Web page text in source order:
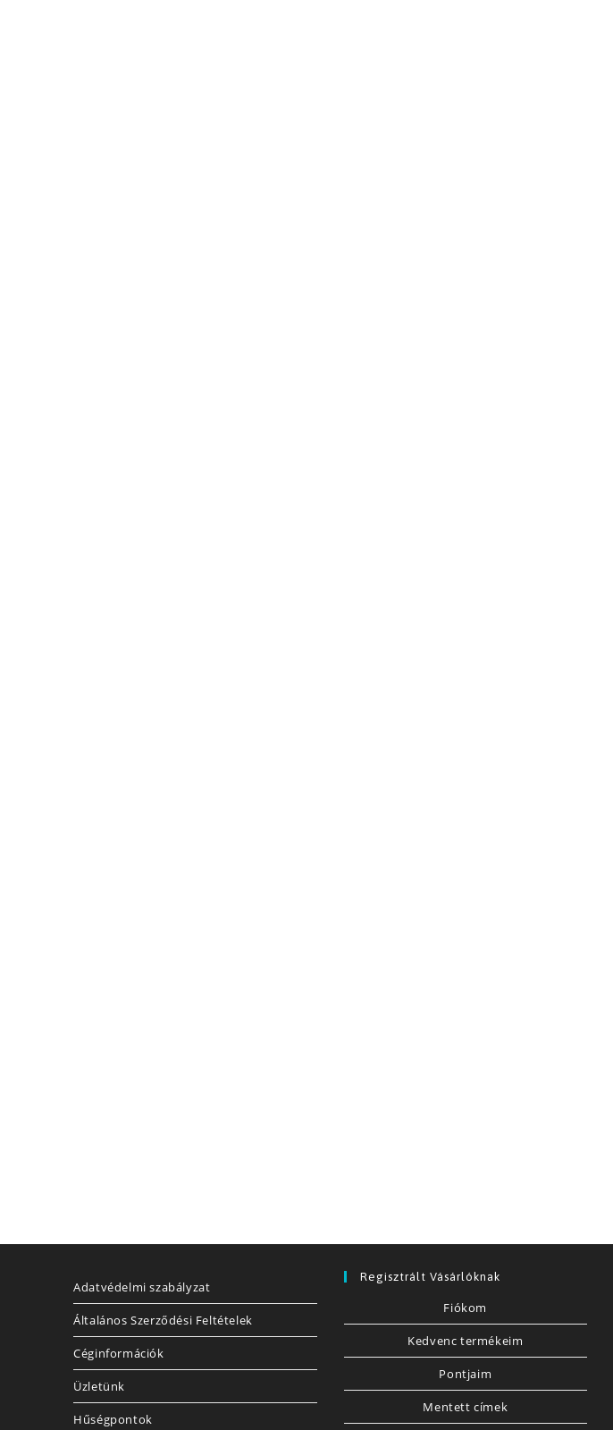
Adatvédelmi szabályzat
Általános Szerződési Feltételek
Céginformációk
Üzletünk
Hűségpontok
Regisztrált Vásárlóknak
Fiókom
Kedvenc termékeim
Pontjaim
Mentett címek